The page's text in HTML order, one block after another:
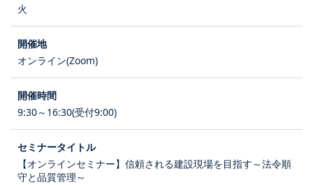
火
オンライン(Zoom)
9:30～16:30(受付9:00)
【オンラインセミナー】信頼される建設現場を目指す～法令順
守と品質管理～